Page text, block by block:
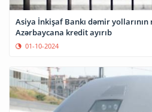
Asiya İnkişaf Bankı dəmir yollarının rəqəmsallaşdırılması üçün
Azərbaycana kredit ayırıb
01-10-2024